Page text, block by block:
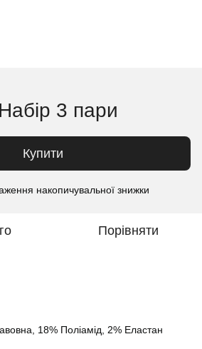
3 пари
Купити
накопичувальної знижки
Порівняти
18% Поліамід, 2% Еластан